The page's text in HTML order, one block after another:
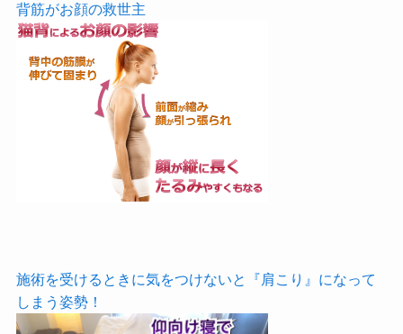
背筋がお顔の救世主
施術を受けるときに気をつけないと『肩こり』になって
しまう姿勢！